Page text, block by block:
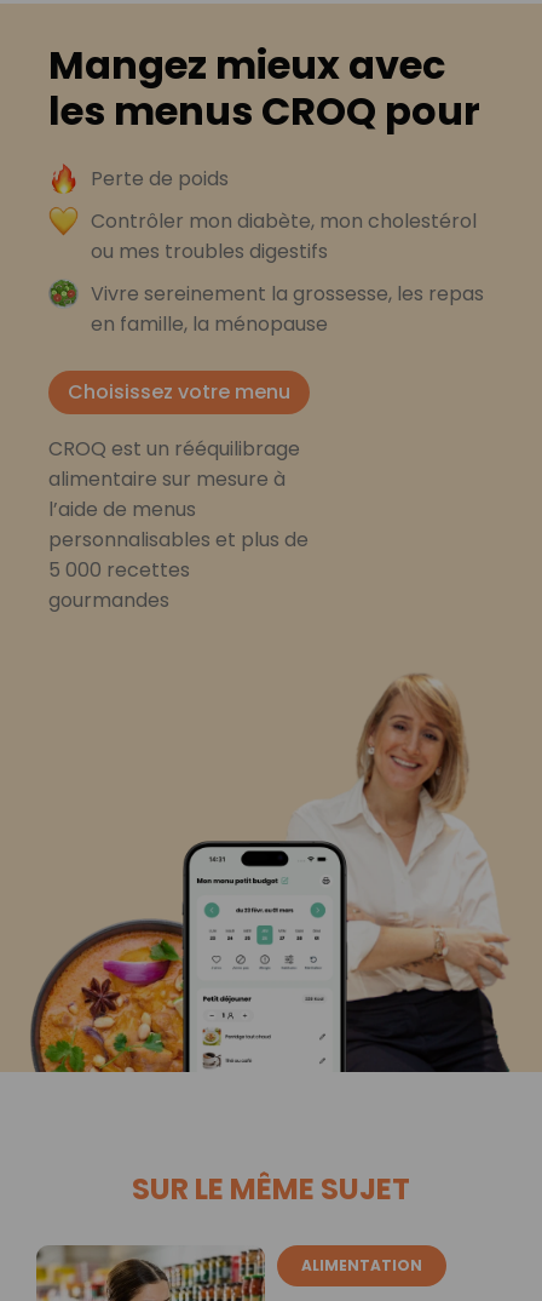
Mangez mieux avec
les menus CROQ pour
Perte de poids
Contrôler mon diabète, mon cholestérol
ou mes troubles digestifs
Vivre sereinement la grossesse, les repas
en famille, la ménopause
Choisissez votre menu
CROQ est un rééquilibrage
alimentaire sur mesure à
l’aide de menus
personnalisables et plus de
5 000 recettes
gourmandes
SUR LE MÊME SUJET
ALIMENTATION